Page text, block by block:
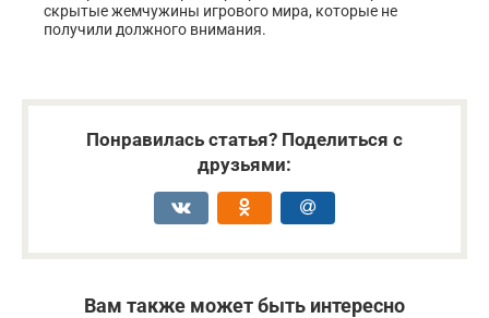
скрытые жемчужины игрового мира, которые не
получили должного внимания.
Понравилась статья? Поделиться с
друзьями:
Вам также может быть интересно